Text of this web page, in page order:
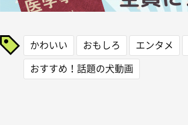
かわいい おもしろ エンタメ
おすすめ！話題の犬動画